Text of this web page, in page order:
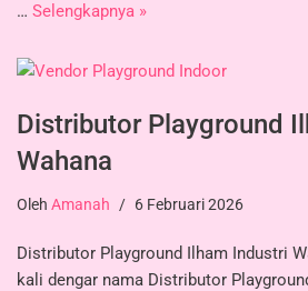
… Selengkapnya »
Distributor Playground
Wahana
Oleh Amanah 6 Februari 2026
Distributor Playground Ilham Industri
kali dengar nama Distributor